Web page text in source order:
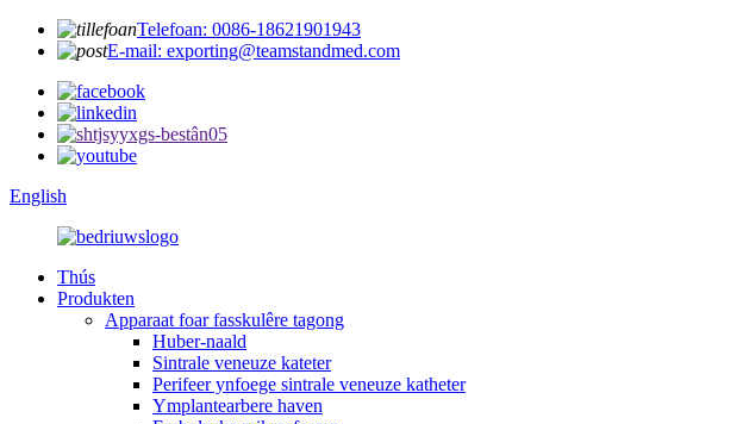
Telefoan: 0086-18621901943
E-mail: exporting@teamstandmed.com
English
Thús
Produkten
Apparaat foar fasskulêre tagong
Huber-naald
Sintrale veneuze kateter
Perifeer ynfoege sintrale veneuze katheter
Ymplantearbere haven